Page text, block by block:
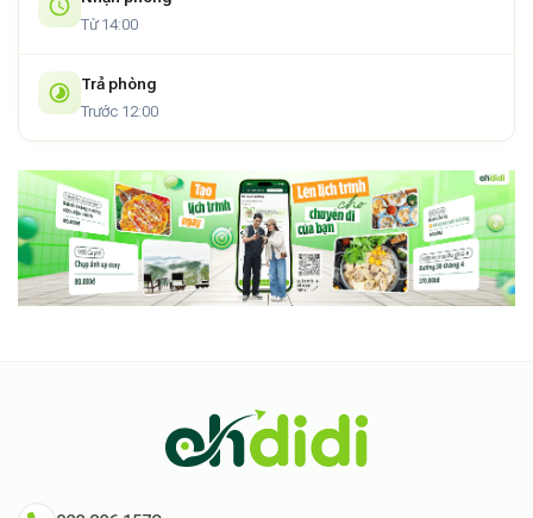
một trải nghiệm đáng nhớ.
Từ 14:00
Trả phòng
Trước 12:00